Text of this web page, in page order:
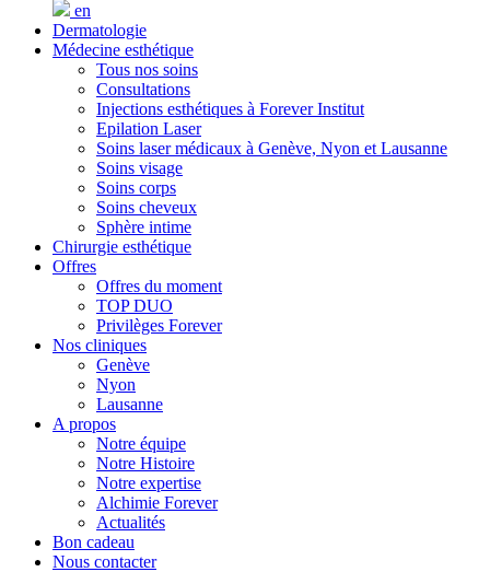
en
Dermatologie
Médecine esthétique
Tous nos soins
Consultations
Injections esthétiques à Forever Institut
Epilation Laser
Soins laser médicaux à Genève, Nyon et Lausanne
Soins visage
Soins corps
Soins cheveux
Sphère intime
Chirurgie esthétique
Offres
Offres du moment
TOP DUO
Privilèges Forever
Nos cliniques
Genève
Nyon
Lausanne
A propos
Notre équipe
Notre Histoire
Notre expertise
Alchimie Forever
Actualités
Bon cadeau
Nous contacter